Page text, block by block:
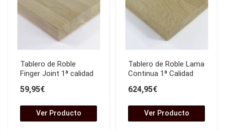
Tablero de Roble
Finger Joint 1ª calidad
59,95€
Ver Producto
Tablero de Roble Lama
Continua 1ª Calidad
624,95€
Ver Producto